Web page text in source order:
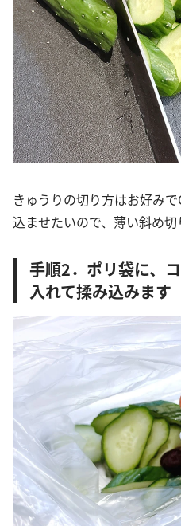
きゅうりの切り方はお好み
込ませたいので、薄い斜め切
手順2．ポリ袋に、
入れて揉み込みます